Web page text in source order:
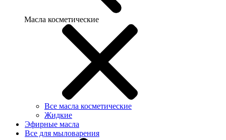
Масла косметические
Все масла косметические
Жидкие
Эфирные масла
Все для мыловарения